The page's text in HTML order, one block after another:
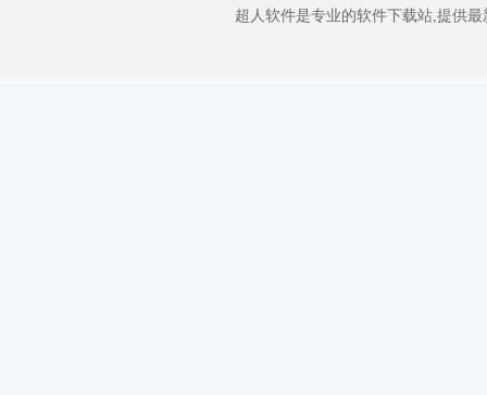
超人软件是专业的软件下载站,提供